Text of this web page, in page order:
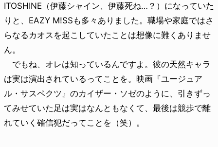
ITOSHINE（伊藤シャイン、伊藤死ね…？）になっていた
りと、EAZY M!SSも多々ありました。職場や家庭ではさ
らなるカオスを起こしていたことは想像に難くありませ
ん。
でもね、オレは知っているんですよ。彼の天然キャラ
は実は演出されているってことを。映画『ユージュア
ル・サスペクツ』のカイザー・ソゼのように、引きずっ
てみせていた足は実はなんともなくて、最後は競歩で離
れていく確信犯だってことを（笑）。